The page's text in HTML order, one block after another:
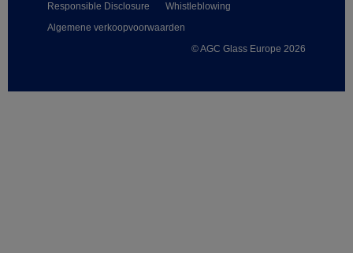
© AGC Glass Europe 2026
Responsible Disclosure
Whistleblowing
Algemene verkoopvoorwaarden